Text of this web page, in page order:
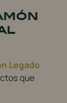
Legado
que